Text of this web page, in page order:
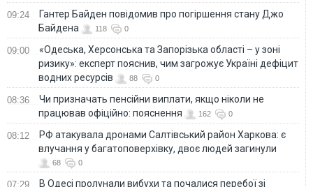
09:24
Гантер Байден повідомив про погіршення стану Джо
Байдена
118 0
09:00
«Одеська, Херсонська та Запорізька області – у зоні
ризику»: експерт пояснив, чим загрожує Україні дефіцит
водних ресурсів
88 0
08:36
Чи призначать пенсійни виплати, якщо ніколи не
працював офіційно: пояснення
162 0
08:12
РФ атакувала дронами Салтівський район Харкова: є
влучання у багатоповерхівку, двоє людей загинули
68 0
07:29 В Одесі пролунали вибухи та почалися перебої зі